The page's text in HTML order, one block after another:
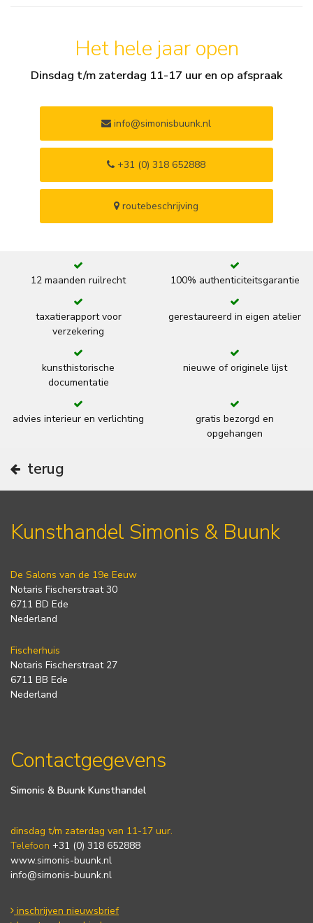
Het hele jaar open
Dinsdag t/m zaterdag 11-17 uur en op afspraak
info@simonisbuunk.nl
+31 (0) 318 652888
routebeschrijving
12 maanden ruilrecht 100% authenticiteitsgarantie
taxatierapport voor
verzekering
gerestaureerd in eigen atelier
kunsthistorische
documentatie
nieuwe of originele lijst
advies interieur en verlichting
gratis bezorgd en
opgehangen
terug
Kunsthandel Simonis & Buunk
De Salons van de 19e Eeuw
Notaris Fischerstraat 30
6711 BD Ede
Nederland
Fischerhuis
Notaris Fischerstraat 27
6711 BB Ede
Nederland
Contactgegevens
Simonis & Buunk Kunsthandel
dinsdag t/m zaterdag van 11-17 uur.
Telefoon +31 (0) 318 652888
www.simonis-buunk.nl
info@simonis-buunk.nl
inschrijven nieuwsbrief